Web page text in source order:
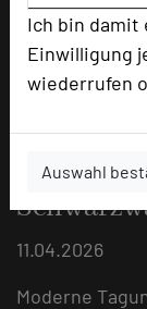
Ich bin damit
Einwilligung
wiederrufen
Herzen des
mehr …
Tagung
11.04.2026
Moderne